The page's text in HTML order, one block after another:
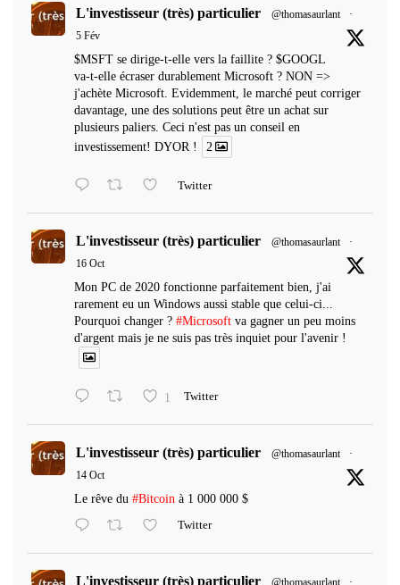
L'investisseur (très) particulier @thomasaurlant
·
5 Fév
$MSFT se dirige-t-elle vers la faillite ? $GOOGL
va-t-elle écraser durablement Microsoft ? NON =>
j'achète Microsoft. Evidemment, le marché peut corriger
davantage, une des solutions peut être un achat sur
plusieurs paliers. Ceci n'est pas un conseil en
investissement! DYOR !
2
Twitter
L'investisseur (très) particulier @thomasaurlant
·
16 Oct
Mon PC de 2020 fonctionne parfaitement bien, j'ai
rarement eu un Windows aussi stable que celui-ci...
Pourquoi changer ? #Microsoft va gagner un peu moins
d'argent mais je ne suis pas très inquiet pour l'avenir !
1 Twitter
L'investisseur (très) particulier @thomasaurlant
·
14 Oct
Le rêve du #Bitcoin à 1 000 000 $
Twitter
L'investisseur (très) particulier @thomasaurlant
·